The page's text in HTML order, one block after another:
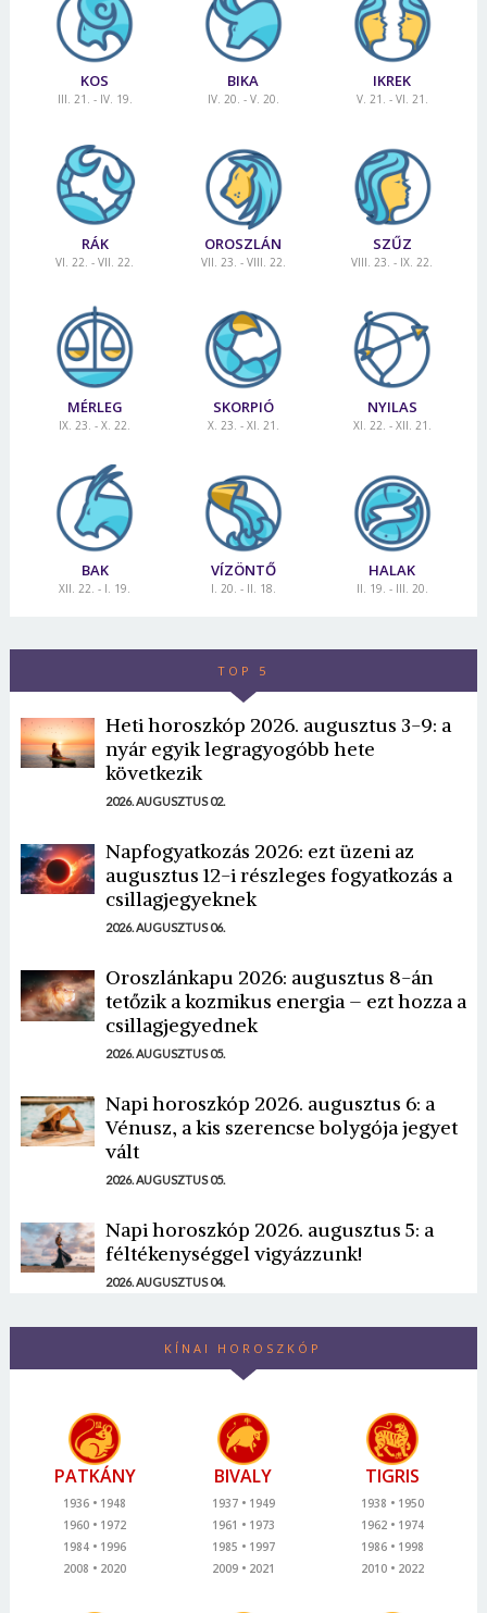
KOS
III. 21. - IV. 19.
BIKA
IV. 20. - V. 20.
IKREK
V. 21. - VI. 21.
RÁK
VI. 22. - VII. 22.
OROSZLÁN
VII. 23. - VIII. 22.
SZŰZ
VIII. 23. - IX. 22.
MÉRLEG
IX. 23. - X. 22.
SKORPIÓ
X. 23. - XI. 21.
NYILAS
XI. 22. - XII. 21.
BAK
XII. 22. - I. 19.
VÍZÖNTŐ
I. 20. - II. 18.
HALAK
II. 19. - III. 20.
TOP 5
Heti horoszkóp 2026. augusztus 3-9: a
nyár egyik legragyogóbb hete
következik
2026. AUGUSZTUS 02.
Napfogyatkozás 2026: ezt üzeni az
augusztus 12-i részleges fogyatkozás a
csillagjegyeknek
2026. AUGUSZTUS 06.
Oroszlánkapu 2026: augusztus 8-án
tetőzik a kozmikus energia – ezt hozza a
csillagjegyednek
2026. AUGUSZTUS 05.
Napi horoszkóp 2026. augusztus 6: a
Vénusz, a kis szerencse bolygója jegyet
vált
2026. AUGUSZTUS 05.
Napi horoszkóp 2026. augusztus 5: a
féltékenységgel vigyázzunk!
2026. AUGUSZTUS 04.
KÍNAI HOROSZKÓP
PATKÁNY
1936
1948
1960
1972
1984
1996
2008
2020
BIVALY
1937
1949
1961
1973
1985
1997
2009
2021
TIGRIS
1938
1950
1962
1974
1986
1998
2010
2022
Jelszó